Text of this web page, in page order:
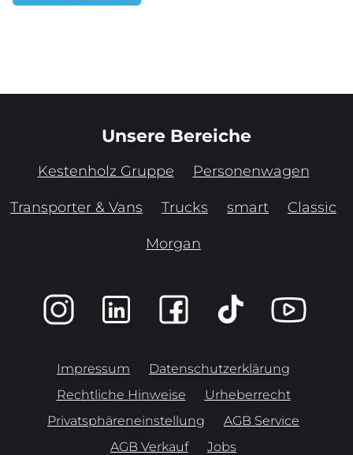
Unsere Bereiche
Kestenholz Gruppe Personenwagen
Transporter & Vans Trucks smart Classic
Morgan
Impressum
Datenschutzerklärung
Rechtliche Hinweise
Urheberrecht
Privatsphäreneinstellung
AGB Service
AGB Verkauf
Jobs